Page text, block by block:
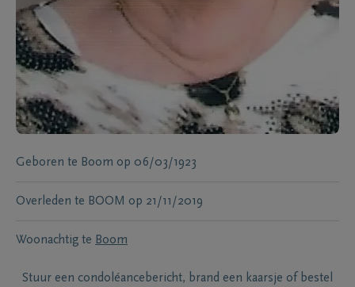
Geboren te Boom op 06/03/1923
Overleden te BOOM op 21/11/2019
Woonachtig te Boom
Stuur een condoléancebericht, brand een kaarsje of bestel